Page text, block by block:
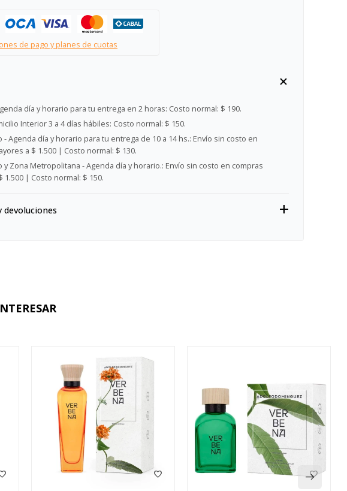
de pago y planes de cuotas
día y horario para tu entrega en 2 horas: Costo normal: $ 190.
Interior 3 a 4 días hábiles: Costo normal: $ 150.
- Agenda día y horario para tu entrega de 10 a 14 hs.: Envío sin costo en
a $ 1.500 | Costo normal: $ 130.
y Zona Metropolitana - Agenda día y horario.: Envío sin costo en compras
1.500 | Costo normal: $ 150.
devoluciones